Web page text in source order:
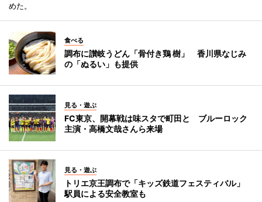
めた。
食べる
調布に讃岐うどん「骨付き鶏 樹」 香川県なじみ
の「ぬるい」も提供
見る・遊ぶ
FC東京、開幕戦は味スタで町田と ブルーロック
主演・高橋文哉さんら来場
見る・遊ぶ
トリエ京王調布で「キッズ鉄道フェスティバル」
駅員による安全教室も